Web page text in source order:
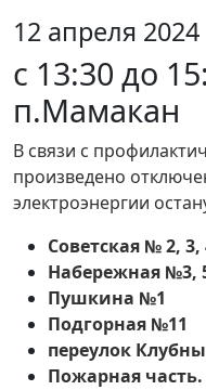
12 апреля 2024
с 13:30 до
п.Мамакан
В связи с
произведено
электроэнергии
Советская № 2, 3,
Набережная №3,
Пушкина №1
Подгорная №11
переулок
Пожарная часть.